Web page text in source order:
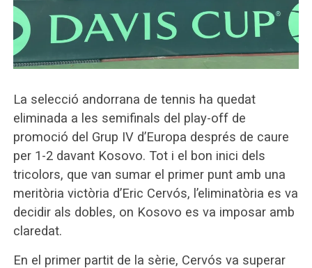
La selecció andorrana de tennis ha quedat
eliminada a les semifinals del play-off de
promoció del Grup IV d’Europa després de caure
per 1-2 davant Kosovo. Tot i el bon inici dels
tricolors, que van sumar el primer punt amb una
meritòria victòria d’Eric Cervós, l’eliminatòria es va
decidir als dobles, on Kosovo es va imposar amb
claredat.
En el primer partit de la sèrie, Cervós va superar